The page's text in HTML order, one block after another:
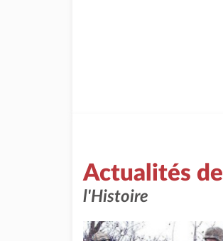
Actualités de
l'Histoire